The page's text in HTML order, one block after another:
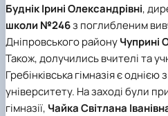
Буднік Ірині Олександрівні,
школи №246з поглибленим
Дніпровського районуЧуприні
Також, долучились вчителі та
Гребінківська гімназія є
університету. На заході були
гімназії, Чайка Світлана